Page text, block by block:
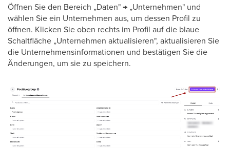
Öffnen Sie den Bereich „Daten" → „Unternehmen" und
wählen Sie ein Unternehmen aus, um dessen Profil zu
öffnen. Klicken Sie oben rechts im Profil auf die blaue
Schaltfläche „Unternehmen aktualisieren", aktualisieren Sie
die Unternehmensinformationen und bestätigen Sie die
Änderungen, um sie zu speichern.